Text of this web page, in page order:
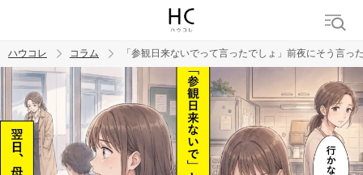
トレンド ワード
男の本音 男ウケ NG行動 彼女 イイ女 婚活
ハウコレ コラム 「参観日来ないでって言ったでしょ」前夜にそう言